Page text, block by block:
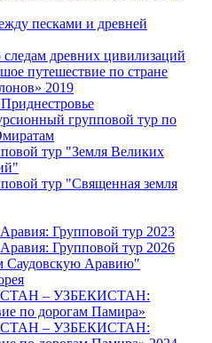
песками и древней
древних цивилизаций
путешествие по стране
2019
групповой тур по
тур "Земля Великих
тур "Священная земля
Групповой тур 2023
Групповой тур 2026
Саудовскую Аравию"
– УЗБЕКИСТАН:
по дорогам Памира»
– УЗБЕКИСТАН: